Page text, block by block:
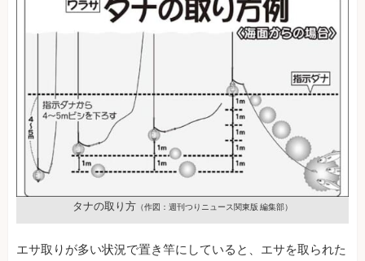
タナの取り方 （作図：週刊つりニュース関東版 編集部）
エサ取りが多い状況で置き竿にしていると、エサを取られた